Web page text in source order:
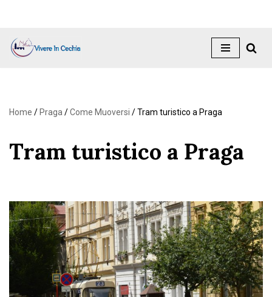
Vai
Home / Praga/Come Muoversi /Tram turistico a Praga
Tram turistico a Praga